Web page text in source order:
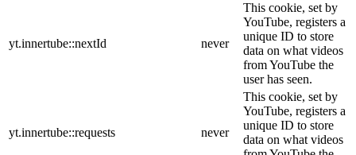
yt.innertube::nextId never
This cookie, set by
YouTube, registers a
unique ID to store
data on what videos
from YouTube the
user has seen.
yt.innertube::requests never
This cookie, set by
YouTube, registers a
unique ID to store
data on what videos